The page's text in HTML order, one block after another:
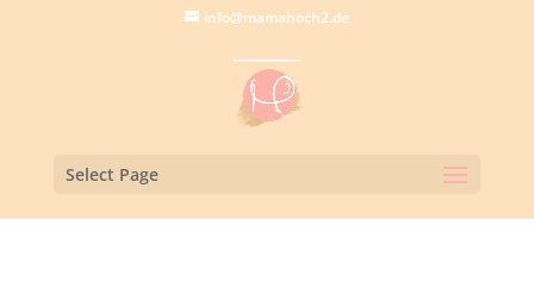
info@mamahoch2.de
Select Page